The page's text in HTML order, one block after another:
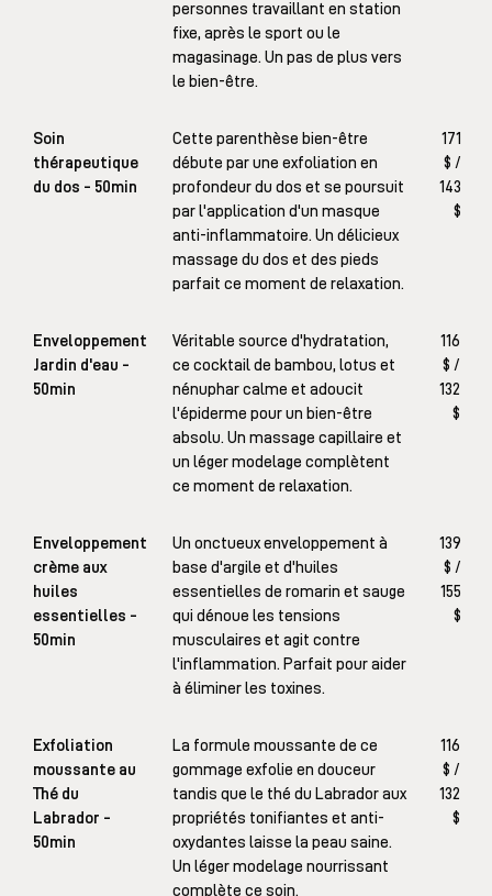
personnes travaillant en station
fixe, après le sport ou le
magasinage. Un pas de plus vers
le bien-être.
Soin
thérapeutique
du dos - 50min
Cette parenthèse bien-être
débute par une exfoliation en
profondeur du dos et se poursuit
par l'application d'un masque
anti-inflammatoire. Un délicieux
massage du dos et des pieds
parfait ce moment de relaxation.
171
$ /
143
$
Enveloppement
Jardin d'eau -
50min
Véritable source d'hydratation,
ce cocktail de bambou, lotus et
nénuphar calme et adoucit
l'épiderme pour un bien-être
absolu. Un massage capillaire et
un léger modelage complètent
ce moment de relaxation.
116
$ /
132
$
Enveloppement
crème aux
huiles
essentielles -
50min
Un onctueux enveloppement à
base d'argile et d'huiles
essentielles de romarin et sauge
qui dénoue les tensions
musculaires et agit contre
l'inflammation. Parfait pour aider
à éliminer les toxines.
139
$ /
155
$
Exfoliation
moussante au
Thé du
Labrador -
50min
La formule moussante de ce
gommage exfolie en douceur
tandis que le thé du Labrador aux
propriétés tonifiantes et anti-
oxydantes laisse la peau saine.
Un léger modelage nourrissant
complète ce soin.
116
$ /
132
$